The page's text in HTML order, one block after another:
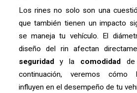
Los rines no solo son una
que también tienen un impacto
se maneja tu vehículo. El
diseño del rin afectan
seguridad y la comodidad
de
continuación, veremos cómo
influyen en el desempeño de tu